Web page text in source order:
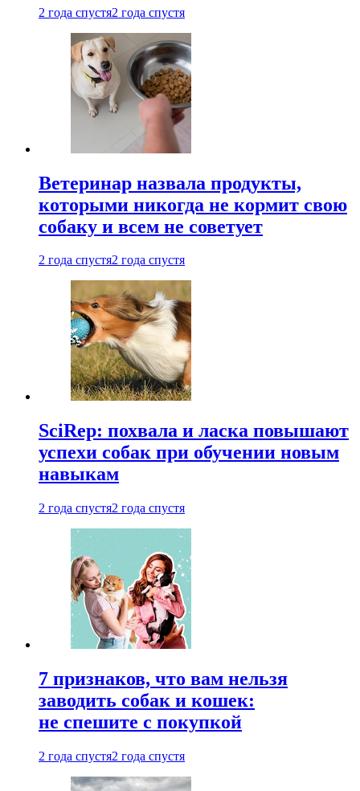
2 года спустя2 года спустя
Ветеринар назвала продукты,
которыми никогда не кормит свою
собаку и всем не советует
2 года спустя2 года спустя
SciRep: похвала и ласка повышают
успехи собак при обучении новым
навыкам
2 года спустя2 года спустя
7 признаков, что вам нельзя
заводить собак и кошек:
не спешите с покупкой
2 года спустя2 года спустя